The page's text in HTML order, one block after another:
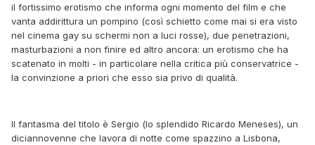
il fortissimo erotismo che informa ogni momento del film e che
vanta addirittura un pompino (così schietto come mai si era visto
nel cinema gay su schermi non a luci rosse), due penetrazioni,
masturbazioni a non finire ed altro ancora: un erotismo che ha
scatenato in molti - in particolare nella critica più conservatrice -
la convinzione a priori che esso sia privo di qualità.
Il fantasma del titolo è Sergio (lo splendido Ricardo Meneses), un
diciannovenne che lavora di notte come spazzino a Lisbona,